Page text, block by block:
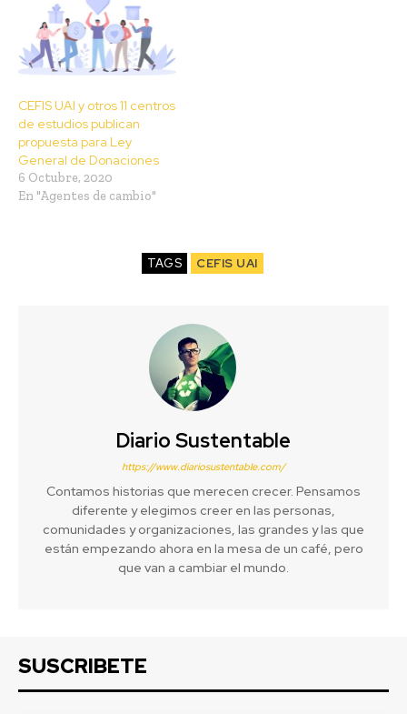
CEFIS UAI y otros 11 centros
de estudios publican
propuesta para Ley
General de Donaciones
6 Octubre, 2020
En "Agentes de cambio"
TAGS CEFIS UAI
Diario Sustentable
https://www.diariosustentable.com/
Contamos historias que merecen crecer. Pensamos
diferente y elegimos creer en las personas,
comunidades y organizaciones, las grandes y las que
están empezando ahora en la mesa de un café, pero
que van a cambiar el mundo.
SUSCRIBETE